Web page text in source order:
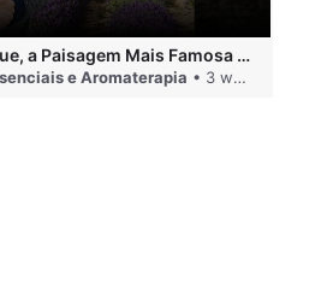
QUINARÍ - Sénanque, a Paisagem Mais Famosa da Aromaterapia
e Aromaterapia • 3 weeks ago